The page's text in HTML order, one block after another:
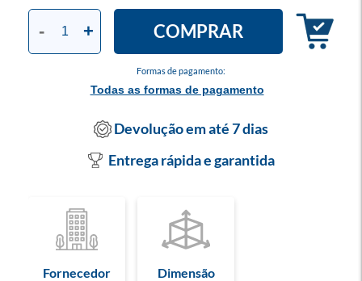
Formas de pagamento:
Todas as formas de pagamento
- + COMPRAR
Devolução em até 7 dias
Entrega rápida e garantida
Fornecedor Dimensão